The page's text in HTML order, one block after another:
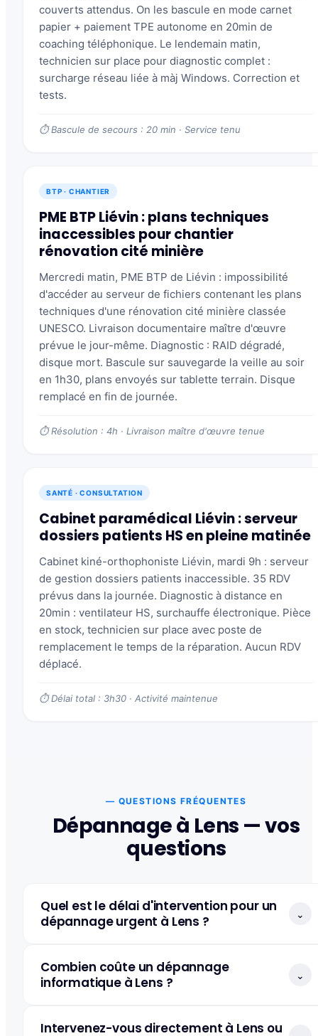
couverts attendus. On les bascule en mode carnet
papier + paiement TPE autonome en 20min de
coaching téléphonique. Le lendemain matin,
technicien sur place pour diagnostic complet :
surcharge réseau liée à màj Windows. Correction et
tests.
⏱ Bascule de secours : 20 min · Service tenu
BTP · CHANTIER
PME BTP Liévin : plans techniques
inaccessibles pour chantier
rénovation cité minière
Mercredi matin, PME BTP de Liévin : impossibilité
d'accéder au serveur de fichiers contenant les plans
techniques d'une rénovation cité minière classée
UNESCO. Livraison documentaire maître d'œuvre
prévue le jour-même. Diagnostic : RAID dégradé,
disque mort. Bascule sur sauvegarde la veille au soir
en 1h30, plans envoyés sur tablette terrain. Disque
remplacé en fin de journée.
⏱ Résolution : 4h · Livraison maître d'œuvre tenue
SANTÉ · CONSULTATION
Cabinet paramédical Liévin : serveur
dossiers patients HS en pleine matinée
Cabinet kiné-orthophoniste Liévin, mardi 9h : serveur
de gestion dossiers patients inaccessible. 35 RDV
prévus dans la journée. Diagnostic à distance en
20min : ventilateur HS, surchauffe électronique. Pièce
en stock, technicien sur place avec poste de
remplacement le temps de la réparation. Aucun RDV
déplacé.
⏱ Délai total : 3h30 · Activité maintenue
— QUESTIONS FRÉQUENTES
Dépannage à Lens — vos
questions
Quel est le délai d'intervention pour un
dépannage urgent à Lens ?
⌄
Combien coûte un dépannage
informatique à Lens ?
⌄
Intervenez-vous directement à Lens ou